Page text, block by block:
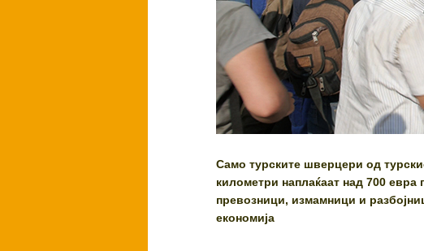
Само турските шверцери од
километри наплаќаат над 700
превозници, измамници и
економија